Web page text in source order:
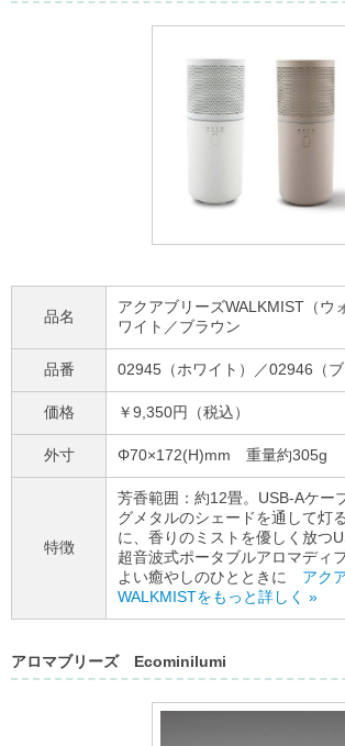
品名
アクアブリーズWALKMIST（ウ
ワイト／ブラウン
品番 02945（ホワイト）／02946（ブ
価格 ￥9,350円（税込）
外寸 Φ70×172(H)mm 重量約305g
特徴
芳香範囲：約12畳。USB-Aケー
グメタルのシェードを通して灯
に、香りのミストを優しく放つ
超音波式ポータブルアロマディ
よい癒やしのひとときに アク
WALKMISTをもっと詳しく »
アロマブリーズ Ecominilumi